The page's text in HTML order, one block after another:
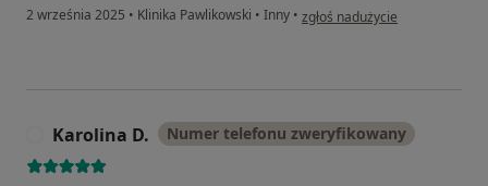
2 września 2025 • Klinika Pawlikowski • Inny • w opinii użytkownika Jakub
zgłoś nadużycie
Karolina D. Numer telefonu zweryfikowany